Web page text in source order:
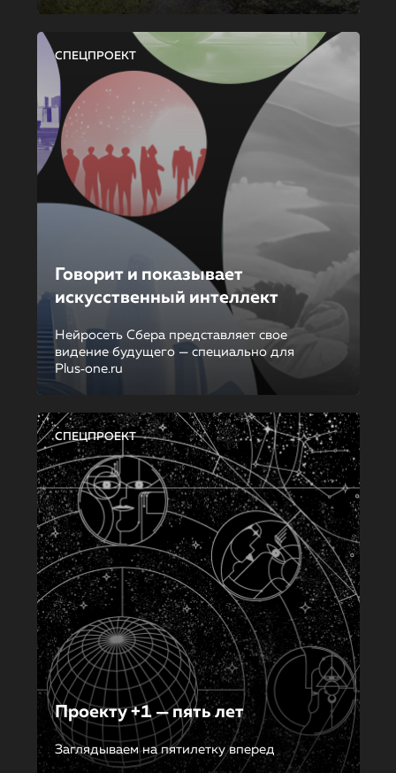
СПЕЦПРОЕКТ
Говорит и показывает
искусственный интеллект
Нейросеть Сбера представляет свое
видение будущего — специально для
Plus‑one.ru
СПЕЦПРОЕКТ
Проекту +1 — пять лет
Заглядываем на пятилетку вперед